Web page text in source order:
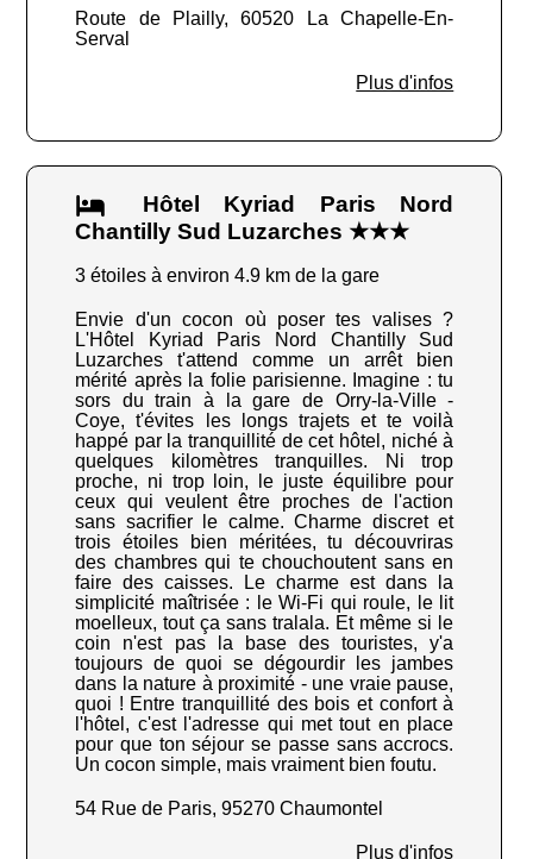
Route de Plailly, 60520 La Chapelle-En-
Serval
Plus d'infos
Hôtel Kyriad Paris Nord
Chantilly Sud Luzarches ★★★
3 étoiles à environ 4.9 km de la gare
Envie d'un cocon où poser tes valises ?
L'Hôtel Kyriad Paris Nord Chantilly Sud
Luzarches t'attend comme un arrêt bien
mérité après la folie parisienne. Imagine : tu
sors du train à la gare de Orry-la-Ville -
Coye, t'évites les longs trajets et te voilà
happé par la tranquillité de cet hôtel, niché à
quelques kilomètres tranquilles. Ni trop
proche, ni trop loin, le juste équilibre pour
ceux qui veulent être proches de l'action
sans sacrifier le calme. Charme discret et
trois étoiles bien méritées, tu découvriras
des chambres qui te chouchoutent sans en
faire des caisses. Le charme est dans la
simplicité maîtrisée : le Wi-Fi qui roule, le lit
moelleux, tout ça sans tralala. Et même si le
coin n'est pas la base des touristes, y'a
toujours de quoi se dégourdir les jambes
dans la nature à proximité - une vraie pause,
quoi ! Entre tranquillité des bois et confort à
l'hôtel, c'est l'adresse qui met tout en place
pour que ton séjour se passe sans accrocs.
Un cocon simple, mais vraiment bien foutu.
54 Rue de Paris, 95270 Chaumontel
Plus d'infos